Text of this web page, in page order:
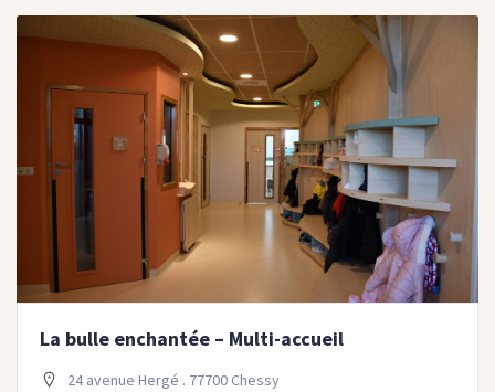
La bulle enchantée – Multi-accueil
24 avenue Hergé . 77700 Chessy